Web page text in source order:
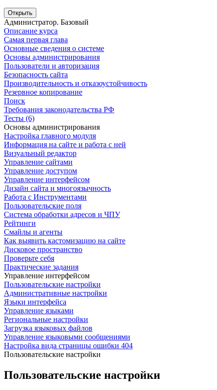
Открыть
Администратор. Базовый
Описание курса
Самая первая глава
Основные сведения о системе
Основы администрирования
Пользователи и авторизация
Безопасность сайта
Производительность и отказоустойчивость
Резервное копирование
Поиск
Требования законодательства РФ
Тесты (6)
Основы администрирования
Настройка главного модуля
Информация на сайте и работа с ней
Визуальный редактор
Управление сайтами
Управление доступом
Управление интерфейсом
Дизайн сайта и многоязычность
Работа с Инструментами
Пользовательские поля
Система обработки адресов и ЧПУ
Рейтинги
Смайлы и агенты
Как выявить кастомизацию на сайте
Дисковое пространство
Проверьте себя
Практические задания
Управление интерфейсом
Пользовательские настройки
Административные настройки
Языки интерфейса
Управление языками
Региональные настройки
Загрузка языковых файлов
Управление языковыми сообщениями
Настройка вида страницы ошибки 404
Пользовательские настройки
Пользовательские настройки